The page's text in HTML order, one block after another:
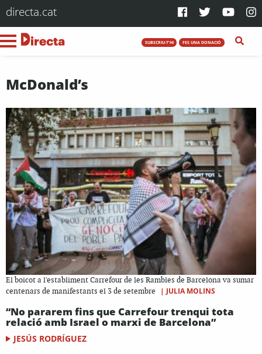
directa.cat
SUBSCRIU-T'HI FES UNA DONACIÓ
McDonald’s
El boicot a l'establiment Carrefour de les Rambles de Barcelona va sumar
centenars de manifestants el 3 de setembre
| JULIA MOLINS
“No pararem fins que Carrefour trenqui tota
relació amb Israel o marxi de Barcelona”
JESÚS RODRÍGUEZ